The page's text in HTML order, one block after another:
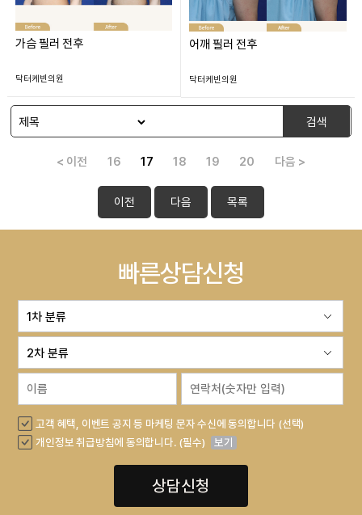
가슴 필러 전후
닥터케빈의원
어깨 필러 전후
닥터케빈의원
검색
< 이전 16 17 18 19 20 다음 >
이전 다음 목록
빠른상담신청
고객 혜택, 이벤트 공지 등 마케팅 문자 수신에 동의합니다 (선택)
개인정보 취급방침에 동의합니다. (필수)
보기
상담신청